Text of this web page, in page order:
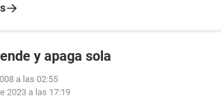
y apaga sola
a las 02:55
2023 a las 17:19